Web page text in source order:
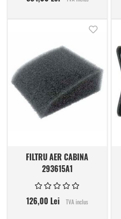
FILTRU AER CABINA
293615A1
126,00 Lei TVA inclus